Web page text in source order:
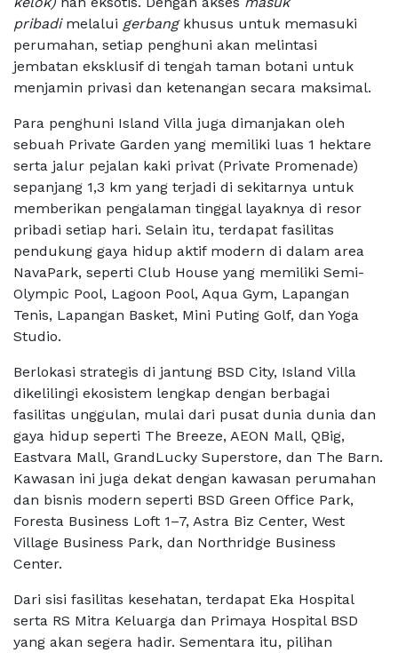
pribadimelalui gerbangkhusus untuk memasuki
perumahan, setiap penghuni akan melintasi
jembatan eksklusif di tengah taman botani untuk
menjamin privasi dan ketenangan secara maksimal.
Para penghuni Island Villa juga dimanjakan oleh
sebuah Private Garden yang memiliki luas 1 hektare
serta jalur pejalan kaki privat (Private Promenade)
sepanjang 1,3 km yang terjadi di sekitarnya untuk
memberikan pengalaman tinggal layaknya di resor
pribadi setiap hari. Selain itu, terdapat fasilitas
pendukung gaya hidup aktif modern di dalam area
NavaPark, seperti Club House yang memiliki Semi-
Olympic Pool, Lagoon Pool, Aqua Gym, Lapangan
Tenis, Lapangan Basket, Mini Puting Golf, dan Yoga
Studio.
Berlokasi strategis di jantung BSD City, Island Villa
dikelilingi ekosistem lengkap dengan berbagai
fasilitas unggulan, mulai dari pusat dunia dunia dan
gaya hidup seperti The Breeze, AEON Mall, QBig,
Eastvara Mall, GrandLucky Superstore, dan The Barn.
Kawasan ini juga dekat dengan kawasan perumahan
dan bisnis modern seperti BSD Green Office Park,
Foresta Business Loft 1–7, Astra Biz Center, West
Village Business Park, dan Northridge Business
Center.
Dari sisi fasilitas kesehatan, terdapat Eka Hospital
serta RS Mitra Keluarga dan Primaya Hospital BSD
yang akan segera hadir. Sementara itu, pilihan